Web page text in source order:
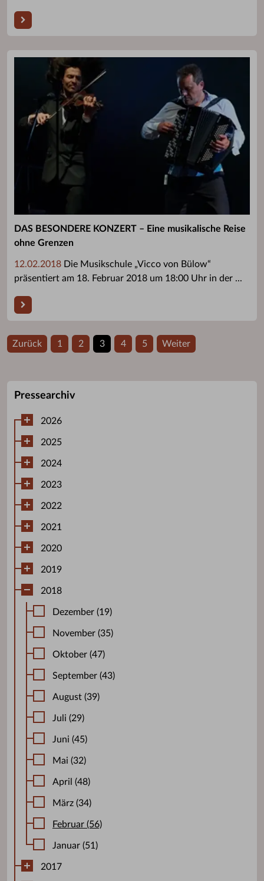
DAS BESONDERE KONZERT – Eine musikalische Reise
ohne Grenzen
12.02.2018 Die Musikschule „Vicco von Bülow“
präsentiert am 18. Februar 2018 um 18:00 Uhr in der ...
Zurück 1 2 3 4 5 Weiter
Pressearchiv
2026
2025
2024
2023
2022
2021
2020
2019
2018
Dezember (19)
November (35)
Oktober (47)
September (43)
August (39)
Juli (29)
Juni (45)
Mai (32)
April (48)
März (34)
Februar (56)
Januar (51)
2017